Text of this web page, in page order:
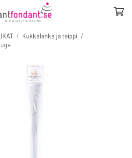
/ Kukkalanka ja teippi /